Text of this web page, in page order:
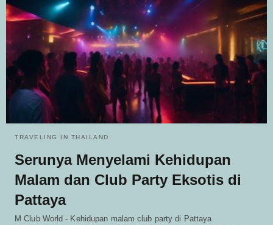
TRAVELING IN THAILAND
Serunya Menyelami Kehidupan
Malam dan Club Party Eksotis di
Pattaya
M Club World - Kehidupan malam club party di Pattaya